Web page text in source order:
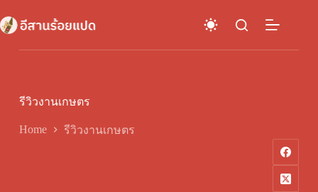
to
content
รีวิวงานเกษตร
Home รีวิวงานเกษตร